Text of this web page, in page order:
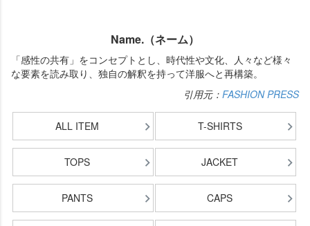
Name.（ネーム）
「感性の共有」をコンセプトとし、時代性や文化、人々など様々
な要素を読み取り、独自の解釈を持って洋服へと再構築。
引用元： FASHION PRESS
ALL ITEM T-SHIRTS
TOPS JACKET
PANTS CAPS